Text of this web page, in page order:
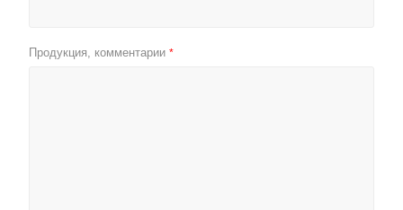
Продукция, комментарии *